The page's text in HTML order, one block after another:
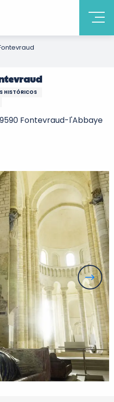
HISTÓRICOS
Fontevraud-l'Abbaye